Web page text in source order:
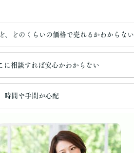
、どのくらいの価格で売れるかわからない
に相談すれば安心かわからない
時間や手間が心配